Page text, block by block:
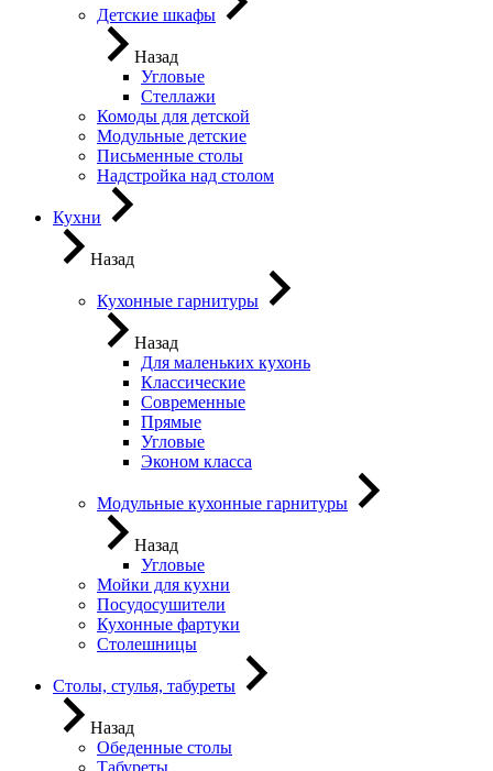
Детские шкафы
Назад
Угловые
Стеллажи
Комоды для детской
Модульные детские
Письменные столы
Надстройка над столом
Кухни
Назад
Кухонные гарнитуры
Назад
Для маленьких кухонь
Классические
Современные
Прямые
Угловые
Эконом класса
Модульные кухонные гарнитуры
Назад
Угловые
Мойки для кухни
Посудосушители
Кухонные фартуки
Столешницы
Столы, стулья, табуреты
Назад
Обеденные столы
Табуреты